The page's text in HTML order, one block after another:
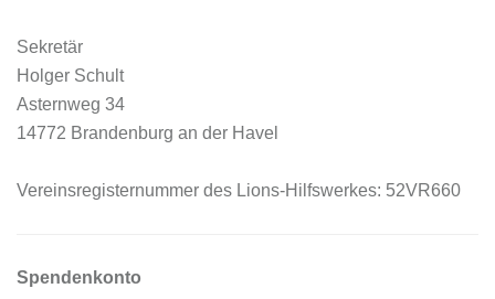
Sekretär
Holger Schult
Asternweg 34
14772 Brandenburg an der Havel
Vereinsregisternummer des Lions-Hilfswerkes: 52VR660
Spendenkonto